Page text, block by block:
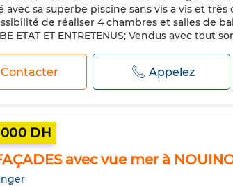
avec sa superbe piscine sans vis a vis et très
de réaliser 4 chambres et salles de
ETAT ET ENTRETENUS; Vendus avec tout
Contacter Appelez
DH
avec vue mer à